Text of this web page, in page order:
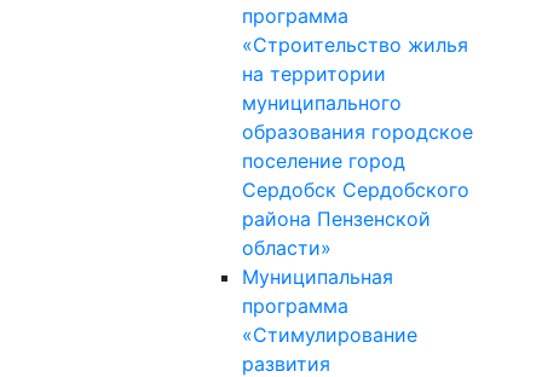
программа
«Строительство жилья
на территории
муниципального
образования городское
поселение город
Сердобск Сердобского
района Пензенской
области»
Муниципальная
программа
«Стимулирование
развития